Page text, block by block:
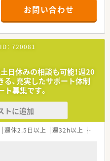
継続できるよう、院内に小学校、
しています。
、ADHD、自閉症スペクトラム障
悩みや発達障害にも対応していま
うつ病、パニック障害など、幅広
す。
グループホームとも連携し在宅
剤業務
・看護師・他職種への対応含む）
お問い合わせ
： 720081
日休みの相談も可能！週20
、充実したサポート体制
募集です。
トに追加
週休2.5日以上 週32h以上 新卒可